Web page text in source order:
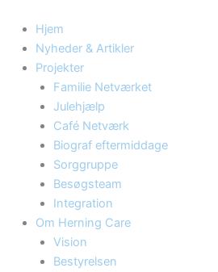
content
Hjem
Nyheder & Artikler
Projekter
Familie Netværket
Julehjælp
Café Netværk
Biograf eftermiddage
Sorggruppe
Besøgsteam
Integration
Om Herning Care
Vision
Bestyrelsen